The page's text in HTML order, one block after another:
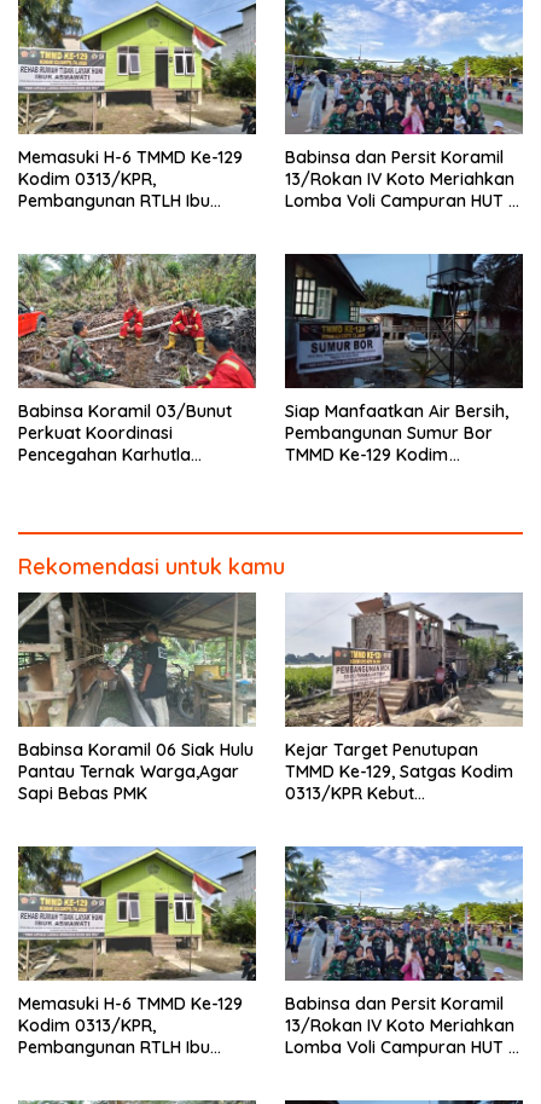
Memasuki H-6 TMMD Ke-129
Kodim 0313/KPR,
Pembangunan RTLH Ibu
Babinsa dan Persit Koramil
13/Rokan IV Koto Meriahkan
Lomba Voli Campuran HUT RI
Babinsa Koramil 03/Bunut
Perkuat Koordinasi
Pencegahan Karhutla
Siap Manfaatkan Air Bersih,
Pembangunan Sumur Bor
TMMD Ke-129 Kodim
Rekomendasi untuk kamu
Babinsa Koramil 06 Siak Hulu
Pantau Ternak Warga,Agar
Sapi Bebas PMK
Kejar Target Penutupan
TMMD Ke-129, Satgas Kodim
0313/KPR Kebut
Memasuki H-6 TMMD Ke-129
Kodim 0313/KPR,
Pembangunan RTLH Ibu
Babinsa dan Persit Koramil
13/Rokan IV Koto Meriahkan
Lomba Voli Campuran HUT RI